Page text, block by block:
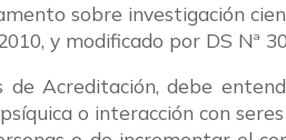
sobre investigación
y modificado por DS Nª
Acreditación, debe
o interacción con